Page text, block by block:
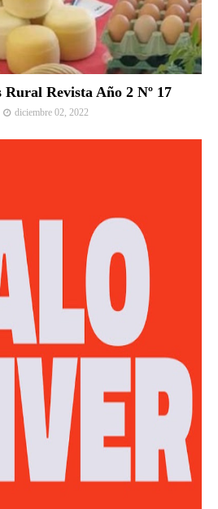
Rural Revista Año 2 Nº 17
diciembre 02, 2022